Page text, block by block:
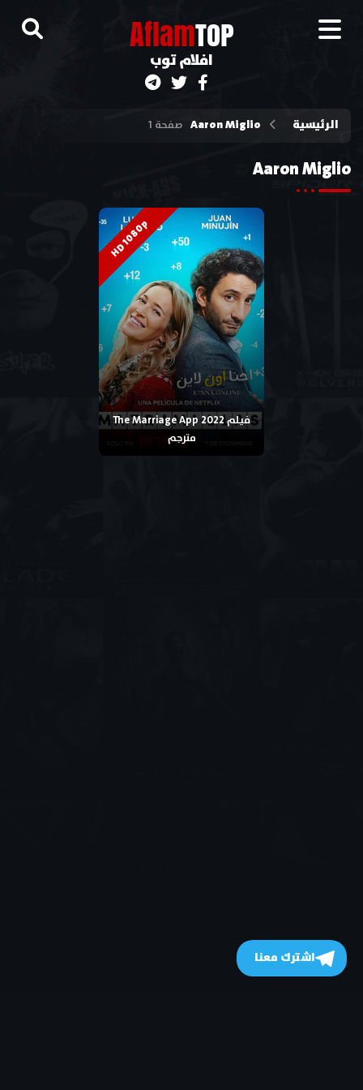
AflamTOP
افلام توب
الرئيسية Aaron Miglio صفحة 1
Aaron Miglio
HD 1080p
فيلم The Marriage App 2022
مترجم
اشترك معنا